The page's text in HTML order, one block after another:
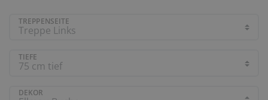
TREPPENSEITE
TIEFE
DEKOR